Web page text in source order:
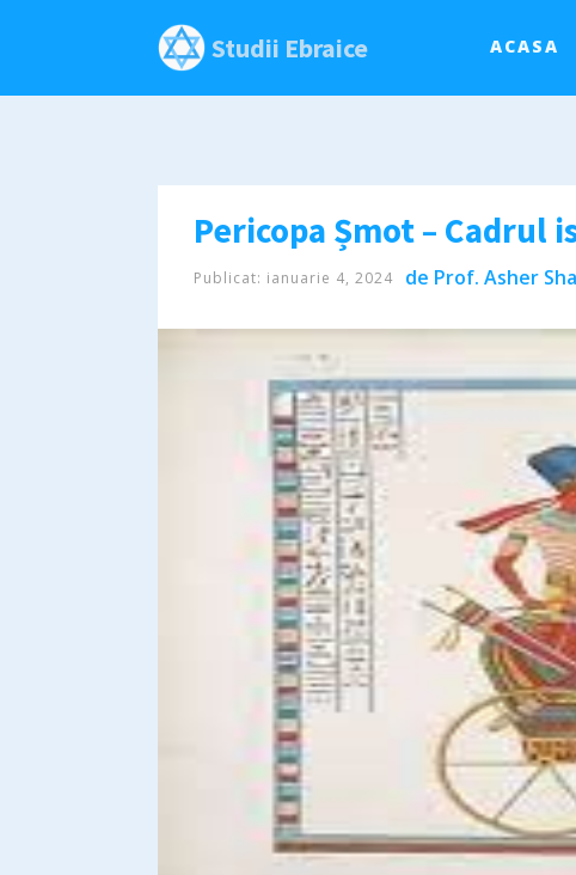
Studii Ebraice ACASA
Pericopa Șmot –
Publicat: ianuarie 4, 2024 de Prof. Asher